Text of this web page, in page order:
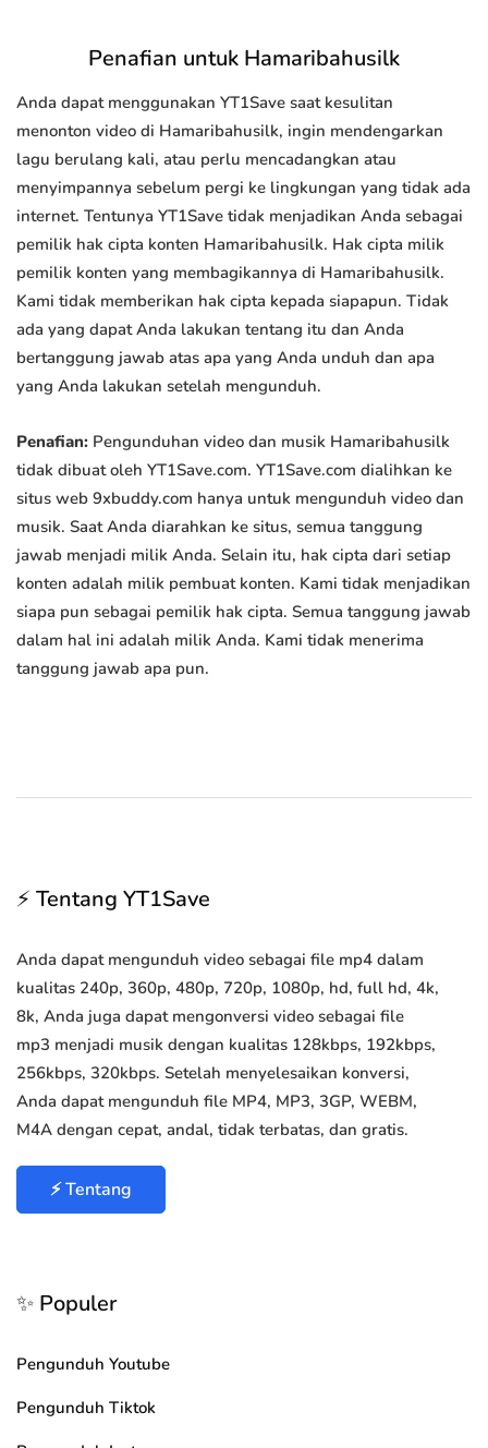
Penafian untuk Hamaribahusilk
Anda dapat menggunakan YT1Save saat kesulitan
menonton video di Hamaribahusilk, ingin mendengarkan
lagu berulang kali, atau perlu mencadangkan atau
menyimpannya sebelum pergi ke lingkungan yang tidak ada
internet. Tentunya YT1Save tidak menjadikan Anda sebagai
pemilik hak cipta konten Hamaribahusilk. Hak cipta milik
pemilik konten yang membagikannya di Hamaribahusilk.
Kami tidak memberikan hak cipta kepada siapapun. Tidak
ada yang dapat Anda lakukan tentang itu dan Anda
bertanggung jawab atas apa yang Anda unduh dan apa
yang Anda lakukan setelah mengunduh.
Penafian: Pengunduhan video dan musik Hamaribahusilk
tidak dibuat oleh YT1Save.com. YT1Save.com dialihkan ke
situs web 9xbuddy.com hanya untuk mengunduh video dan
musik. Saat Anda diarahkan ke situs, semua tanggung
jawab menjadi milik Anda. Selain itu, hak cipta dari setiap
konten adalah milik pembuat konten. Kami tidak menjadikan
siapa pun sebagai pemilik hak cipta. Semua tanggung jawab
dalam hal ini adalah milik Anda. Kami tidak menerima
tanggung jawab apa pun.
⚡ Tentang YT1Save
Anda dapat mengunduh video sebagai file mp4 dalam
kualitas 240p, 360p, 480p, 720p, 1080p, hd, full hd, 4k,
8k, Anda juga dapat mengonversi video sebagai file
mp3 menjadi musik dengan kualitas 128kbps, 192kbps,
256kbps, 320kbps. Setelah menyelesaikan konversi,
Anda dapat mengunduh file MP4, MP3, 3GP, WEBM,
M4A dengan cepat, andal, tidak terbatas, dan gratis.
⚡ Tentang
✨ Populer
Pengunduh Youtube
Pengunduh Tiktok